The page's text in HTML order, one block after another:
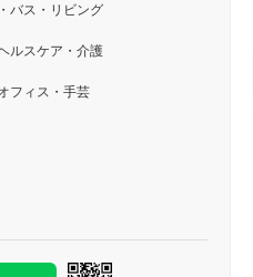
バス・リビング
ルスケア・介護
フィス・手芸